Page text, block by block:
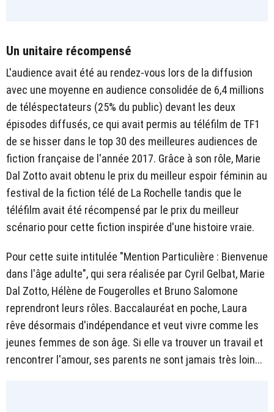
Un unitaire récompensé
L'audience avait été au rendez-vous lors de la diffusion
avec une moyenne en audience consolidée de 6,4 millions
de téléspectateurs (25% du public) devant les deux
épisodes diffusés, ce qui avait permis au téléfilm de TF1
de se hisser dans le top 30 des meilleures audiences de
fiction française de l'année 2017. Grâce à son rôle, Marie
Dal Zotto avait obtenu le prix du meilleur espoir féminin au
festival de la fiction télé de La Rochelle tandis que le
téléfilm avait été récompensé par le prix du meilleur
scénario pour cette fiction inspirée d'une histoire vraie.
Pour cette suite intitulée "Mention Particulière : Bienvenue
dans l'âge adulte", qui sera réalisée par Cyril Gelbat, Marie
Dal Zotto, Hélène de Fougerolles et Bruno Salomone
reprendront leurs rôles. Baccalauréat en poche, Laura
rêve désormais d'indépendance et veut vivre comme les
jeunes femmes de son âge. Si elle va trouver un travail et
rencontrer l'amour, ses parents ne sont jamais très loin...